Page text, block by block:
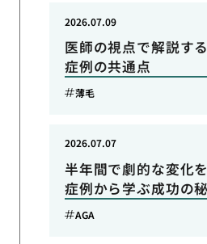
医師の視点で解説す
症例の共通点
2026.07.09
薄毛
半年間で劇的な変化
症例から学ぶ成功の
2026.07.07
AGA